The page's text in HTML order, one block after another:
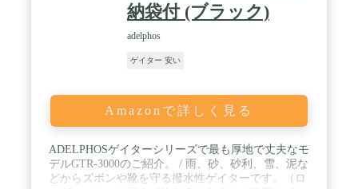
納袋付 (ブラック)
adelphos
ゲイター 安い
Amazonで詳しく見る
ADELPHOSゲイターシリーズで最も厚地で丈夫なモ
デルGTR-3000のご紹介。 / 雨、砂、砂利、雪、泥な
どからズボンや靴を守る撥水性ゲイターです。（ロ